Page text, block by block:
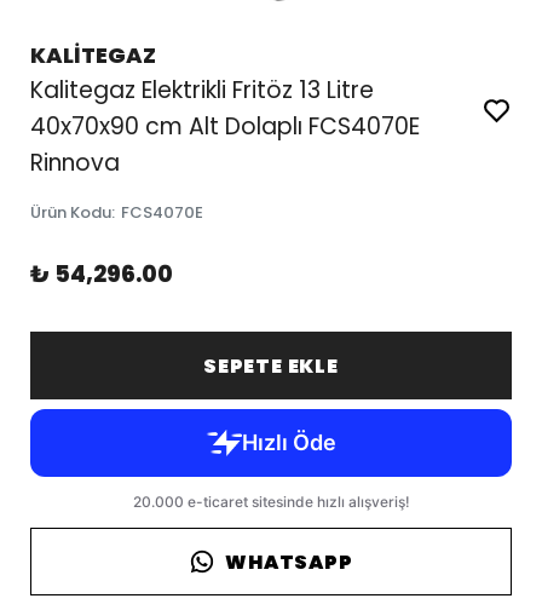
KALİTEGAZ
Kalitegaz Elektrikli Fritöz 13 Litre
40x70x90 cm Alt Dolaplı FCS4070E
Rinnova
Ürün Kodu: FCS4070E
₺ 54,296.00
SEPETE EKLE
WHATSAPP